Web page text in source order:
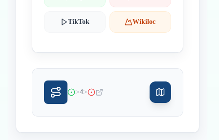
TikTok Wikiloc
>4>